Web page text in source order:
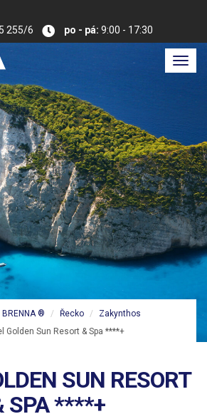
255/6
po - pá: 9:00 - 17:30
BRENNA ® Řecko
Zakynthos
Golden Sun Resort & Spa ****+
SUN RESORT
SPA ****+